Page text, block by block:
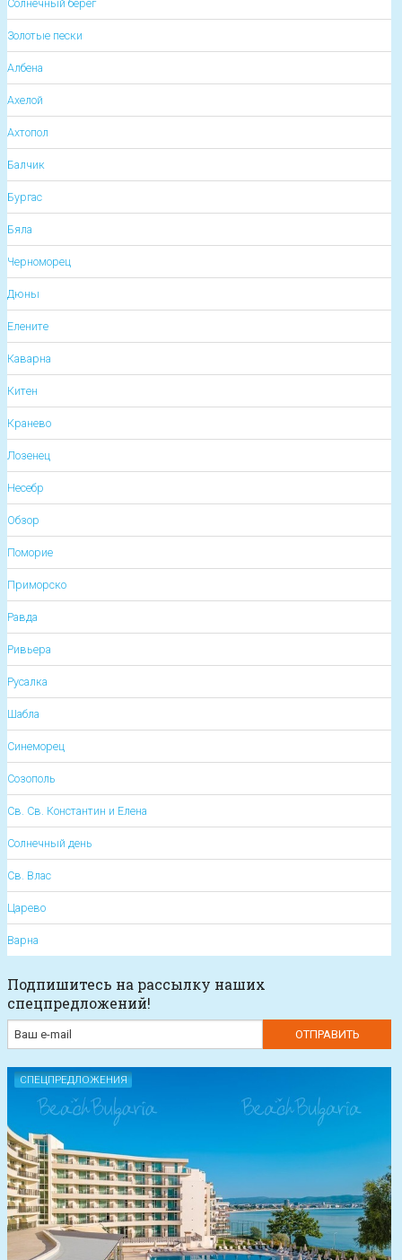
Солнечный берег
Золотые пески
Албена
Ахелой
Ахтопол
Балчик
Бургас
Бяла
Черноморец
Дюны
Елените
Каварна
Китен
Кранево
Лозенец
Несебр
Обзор
Поморие
Приморско
Равда
Ривьера
Русалка
Шабла
Синеморец
Созополь
Св. Св. Константин и Елена
Солнечный день
Св. Влас
Царево
Варна
Подпишитесь на рассылку наших
спецпредложений!
СПЕЦПРЕДЛОЖЕНИЯ